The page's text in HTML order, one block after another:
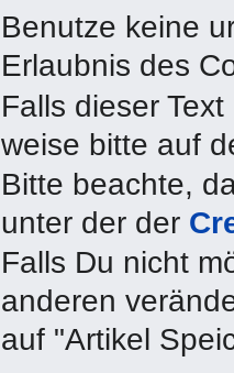
Benutze keine
Erlaubnis des
Falls dieser
weise bitte auf
Bitte beachte,
unter der der
Falls Du nicht
anderen
auf "Artikel